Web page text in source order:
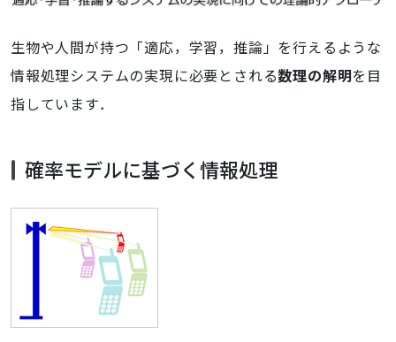
生物や人間が持つ「適応，学習，推論」を行えるような
情報処理システムの実現に必要とされる数理の解明を目
指しています．
確率モデルに基づく情報処理